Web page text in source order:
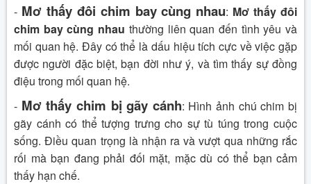
- Mơ thấy đôi chim bay cùng nhau: Mơ thấy đôi
chim bay cùng nhau thường liên quan đến tình yêu và
mối quan hệ. Đây có thể là dấu hiệu tích cực về việc gặp
được người đặc biệt, bạn đời như ý, và tìm thấy sự đồng
điệu trong mối quan hệ.
- Mơ thấy chim bị gãy cánh: Hình ảnh chú chim bị
gãy cánh có thể tượng trưng cho sự tù túng trong cuộc
sống. Điều quan trọng là nhận ra và vượt qua những rắc
rối mà bạn đang phải đối mặt, mặc dù có thể bạn cảm
thấy hạn chế.